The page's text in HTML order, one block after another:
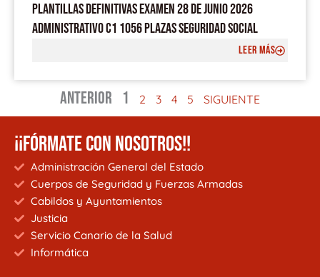
PLANTILLAS DEFINITIVAS EXAMEN 28 DE JUNIO 2026
ADMINISTRATIVO C1 1056 PLAZAS SEGURIDAD SOCIAL
LEER MÁS
ANTERIOR 1 2 3 4 5 SIGUIENTE
¡¡FÓRMATE CON NOSOTROS!!
Administración General del Estado
Cuerpos de Seguridad y Fuerzas Armadas
Cabildos y Ayuntamientos
Justicia
Servicio Canario de la Salud
Informática